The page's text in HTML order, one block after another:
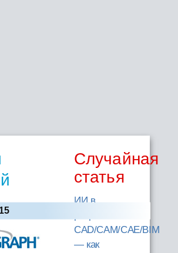
Случайная
статья
ИИ в
CAD/CAM/CAE/BIM
— как